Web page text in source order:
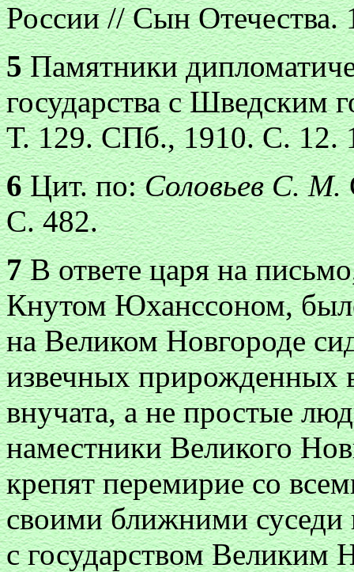
России // Сын
5Памятники
государства с Шведским
Т. 129. СПб., 1910. С. 12.
6Цит. по:Соловьев С. М.
С. 482.
7В ответе царя на
Кнутом Юханссоном,
на Великом Новгороде
извечных прирожденных
внучата, а не простые
наместники Великого
крепят перемирие со
своими ближними суседи
с государством Великим